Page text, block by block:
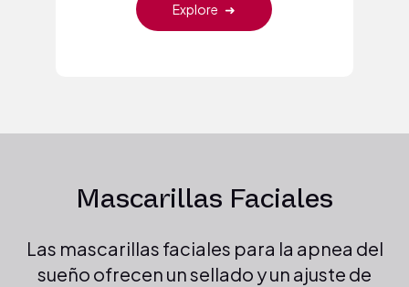
Explore ➜
Mascarillas Faciales
Las mascarillas faciales para la apnea del
sueño ofrecen un sellado y un ajuste de